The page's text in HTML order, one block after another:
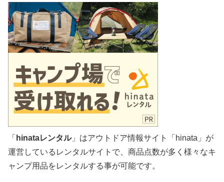
「 hinataレンタル」はアウトドア情報サイト「hinata」が
運営しているレンタルサイトで、商品点数が多く様々なキ
ャンプ用品をレンタルする事が可能です。